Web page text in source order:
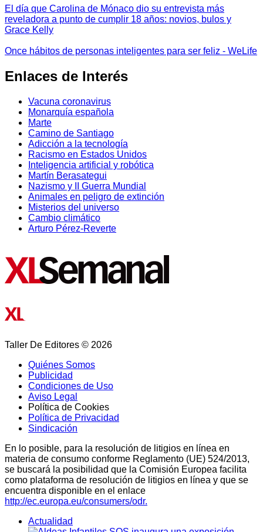
El día que Carolina de Mónaco dio su entrevista más
reveladora a punto de cumplir 18 años: novios, bulos y
Grace Kelly
Once hábitos de personas inteligentes para ser feliz - WeLife
Enlaces de Interés
Vacuna coronavirus
Monarquía española
Marte
Camino de Santiago
Adicción a la tecnología
Racismo en Estados Unidos
Inteligencia artificial y robótica
Martín Berasategui
Nazismo y II Guerra Mundial
Animales en peligro de extinción
Misterios del universo
Cambio climático
Arturo Pérez-Reverte
Taller De Editores © 2026
Quiénes Somos
Publicidad
Condiciones de Uso
Aviso Legal
Política de Cookies
Política de Privacidad
Sindicación
En lo posible, para la resolución de litigios en línea en
materia de consumo conforme Reglamento (UE) 524/2013,
se buscará la posibilidad que la Comisión Europea facilita
como plataforma de resolución de litigios en línea y que se
encuentra disponible en el enlace
http://ec.europa.eu/consumers/odr.
Actualidad